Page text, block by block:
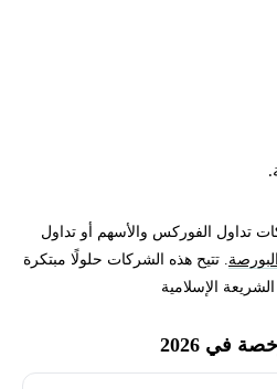
تداول الفوركس والأسهم أو تداول
. تتيح هذه الشركات حلولًا مبتكرة
الإسلامية
في 2026